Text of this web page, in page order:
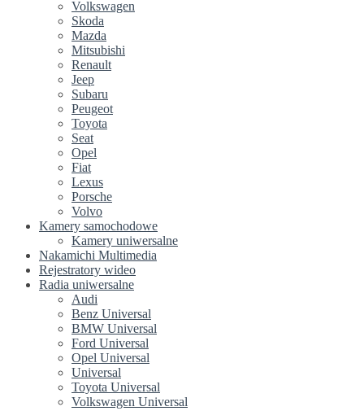
Volkswagen
Skoda
Mazda
Mitsubishi
Renault
Jeep
Subaru
Peugeot
Toyota
Seat
Opel
Fiat
Lexus
Porsche
Volvo
Kamery samochodowe
Kamery uniwersalne
Nakamichi Multimedia
Rejestratory wideo
Radia uniwersalne
Audi
Benz Universal
BMW Universal
Ford Universal
Opel Universal
Universal
Toyota Universal
Volkswagen Universal